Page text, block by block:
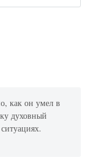
как он умел в
духовный